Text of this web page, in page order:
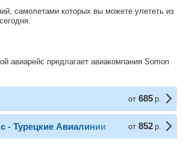
самолетами которых вы можете улететь из
авиарейс предлагает авиакомпания Somon
от 685 р.
- Турецкие Авиалинии от 852 р.